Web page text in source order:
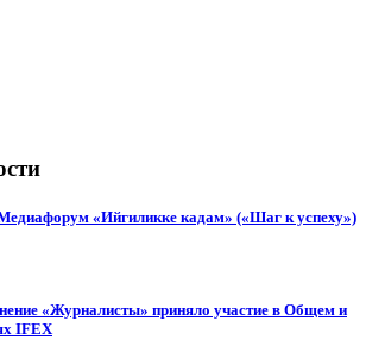
«Ийгиликке кадам» («Шаг к успеху»)
«Журналисты» приняло участие в Общем и
IFEX